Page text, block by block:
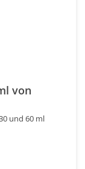
von
und 60 ml